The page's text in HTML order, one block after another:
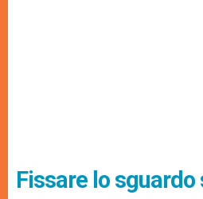
Fissare lo sguardo